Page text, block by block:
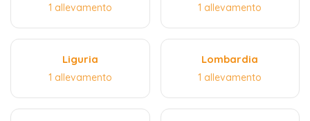
1 allevamento 1 allevamento
Liguria
1 allevamento
Lombardia
1 allevamento